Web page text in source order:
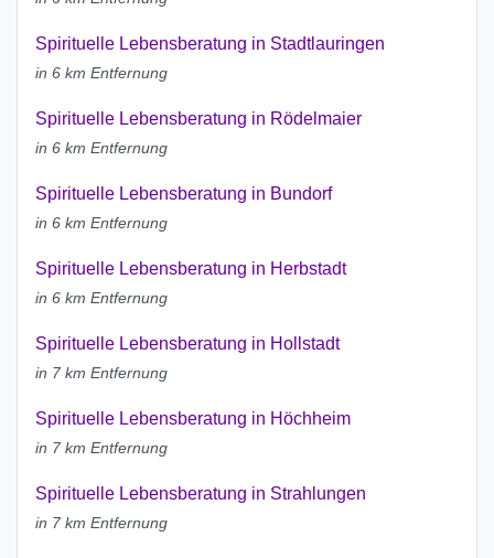
Spirituelle Lebensberatung in Stadtlauringen
in 6 km Entfernung
Spirituelle Lebensberatung in Rödelmaier
in 6 km Entfernung
Spirituelle Lebensberatung in Bundorf
in 6 km Entfernung
Spirituelle Lebensberatung in Herbstadt
in 6 km Entfernung
Spirituelle Lebensberatung in Hollstadt
in 7 km Entfernung
Spirituelle Lebensberatung in Höchheim
in 7 km Entfernung
Spirituelle Lebensberatung in Strahlungen
in 7 km Entfernung